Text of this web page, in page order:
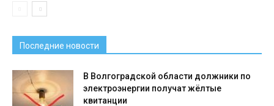
Последние новости
В Волгоградской области должники по
электроэнергии получат жёлтые
квитанции